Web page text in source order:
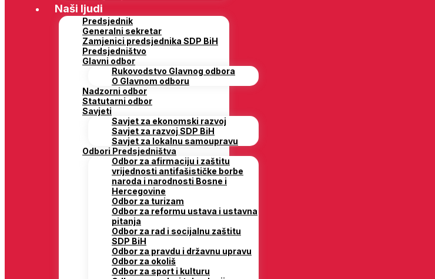
Naši ljudi
Predsjednik
Generalni sekretar
Zamjenici predsjednika SDP BiH
Predsjedništvo
Glavni odbor
Rukovodstvo Glavnog odbora
O Glavnom odboru
Nadzorni odbor
Statutarni odbor
Savjeti
Savjet za ekonomski razvoj
Savjet za razvoj SDP BiH
Savjet za lokalnu samoupravu
Odbori Predsjedništva
Odbor za afirmaciju i zaštitu
vrijednosti antifašističke borbe
naroda i narodnosti Bosne i
Hercegovine
Odbor za turizam
Odbor za reformu ustava i ustavna
pitanja
Odbor za rad i socijalnu zaštitu
SDP BiH
Odbor za pravdu i državnu upravu
Odbor za okoliš
Odbor za sport i kulturu